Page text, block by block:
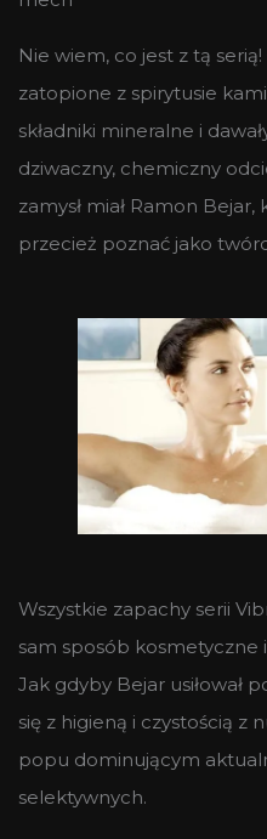
Nie wiem, co jest z tą
zatopione z spirytusie
składniki mineralne i
dziwaczny, chemiczny
zamysł miał Ramon Bejar,
przecież poznać jako
Wszystkie zapachy serii
sam sposób
Jak gdyby Bejar usiłował
się z higieną i czystością
popu dominującym
selektywnych.